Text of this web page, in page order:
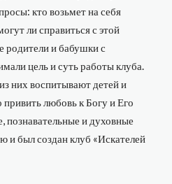
кто возьмет на себя
ли справиться с этой
родители и бабушки с
цель и суть работы клуба.
них воспитывают детей и
любовь к Богу и Его
познавательные и духовные
и был создан клуб «Искателей